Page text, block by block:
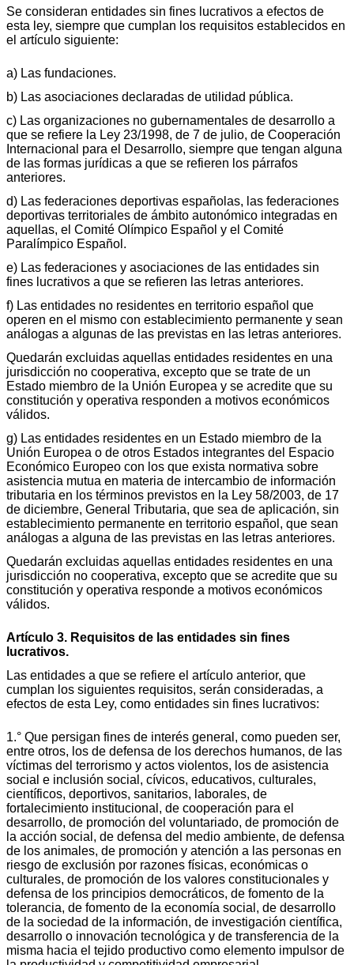
Se consideran entidades sin fines lucrativos a efectos de
esta ley, siempre que cumplan los requisitos establecidos en
el artículo siguiente:
a) Las fundaciones.
b) Las asociaciones declaradas de utilidad pública.
c) Las organizaciones no gubernamentales de desarrollo a
que se refiere la Ley 23/1998, de 7 de julio, de Cooperación
Internacional para el Desarrollo, siempre que tengan alguna
de las formas jurídicas a que se refieren los párrafos
anteriores.
d) Las federaciones deportivas españolas, las federaciones
deportivas territoriales de ámbito autonómico integradas en
aquellas, el Comité Olímpico Español y el Comité
Paralímpico Español.
e) Las federaciones y asociaciones de las entidades sin
fines lucrativos a que se refieren las letras anteriores.
f) Las entidades no residentes en territorio español que
operen en el mismo con establecimiento permanente y sean
análogas a algunas de las previstas en las letras anteriores.
Quedarán excluidas aquellas entidades residentes en una
jurisdicción no cooperativa, excepto que se trate de un
Estado miembro de la Unión Europea y se acredite que su
constitución y operativa responden a motivos económicos
válidos.
g) Las entidades residentes en un Estado miembro de la
Unión Europea o de otros Estados integrantes del Espacio
Económico Europeo con los que exista normativa sobre
asistencia mutua en materia de intercambio de información
tributaria en los términos previstos en la Ley 58/2003, de 17
de diciembre, General Tributaria, que sea de aplicación, sin
establecimiento permanente en territorio español, que sean
análogas a alguna de las previstas en las letras anteriores.
Quedarán excluidas aquellas entidades residentes en una
jurisdicción no cooperativa, excepto que se acredite que su
constitución y operativa responde a motivos económicos
válidos.
Artículo 3. Requisitos de las entidades sin fines
lucrativos.
Las entidades a que se refiere el artículo anterior, que
cumplan los siguientes requisitos, serán consideradas, a
efectos de esta Ley, como entidades sin fines lucrativos:
1.° Que persigan fines de interés general, como pueden ser,
entre otros, los de defensa de los derechos humanos, de las
víctimas del terrorismo y actos violentos, los de asistencia
social e inclusión social, cívicos, educativos, culturales,
científicos, deportivos, sanitarios, laborales, de
fortalecimiento institucional, de cooperación para el
desarrollo, de promoción del voluntariado, de promoción de
la acción social, de defensa del medio ambiente, de defensa
de los animales, de promoción y atención a las personas en
riesgo de exclusión por razones físicas, económicas o
culturales, de promoción de los valores constitucionales y
defensa de los principios democráticos, de fomento de la
tolerancia, de fomento de la economía social, de desarrollo
de la sociedad de la información, de investigación científica,
desarrollo o innovación tecnológica y de transferencia de la
misma hacia el tejido productivo como elemento impulsor de